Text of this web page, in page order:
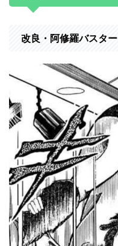
改良・阿修羅バスター